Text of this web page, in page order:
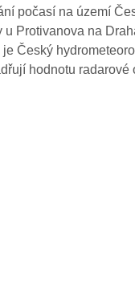
počasí na území
u Protivanova na
Český
hodnotu